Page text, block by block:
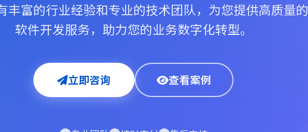
丰富的行业经验和专业的技术团队，为您提供高质量的
软件开发服务，助力您的业务数字化转型。
立即咨询 查看案例